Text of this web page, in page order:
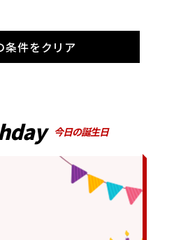
条件をクリア
今日の誕生日